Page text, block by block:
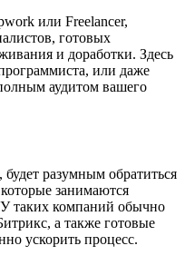
или Freelancer,
готовых
и доработки. Здесь
или даже
аудитом вашего
разумным обратиться
занимаются
У таких компаний обычно
а также готовые
ускорить процесс.